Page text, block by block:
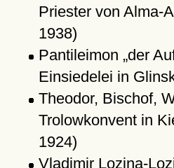
Priester von Alma-
1938)
Pantileimon der
Einsiedelei in
Theodor, Bischof,
Trolowkonvent in
1924)
Vladimir Lozina-